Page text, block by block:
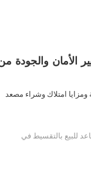
الأمان والجودة
امتلاك وشراء مصعد
للبيع بالتقسيط في